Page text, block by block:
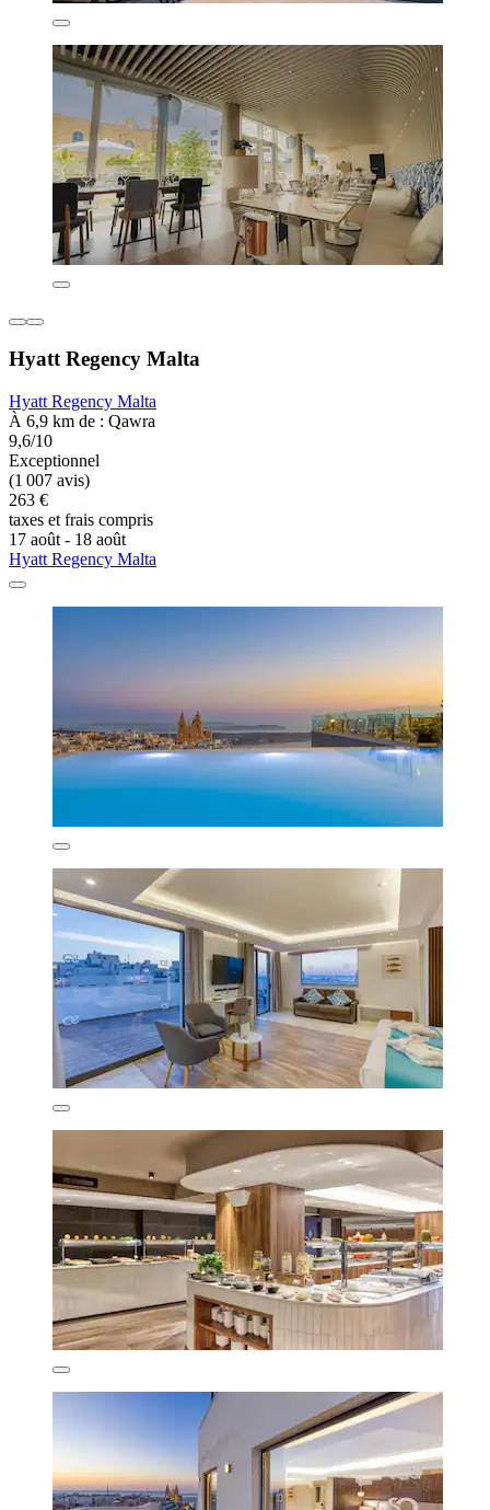
Hyatt Regency Malta
Hyatt Regency Malta
À 6,9 km de : Qawra
9,6/10
Exceptionnel
(1 007 avis)
263 €
taxes et frais compris
17 août - 18 août
Hyatt Regency Malta